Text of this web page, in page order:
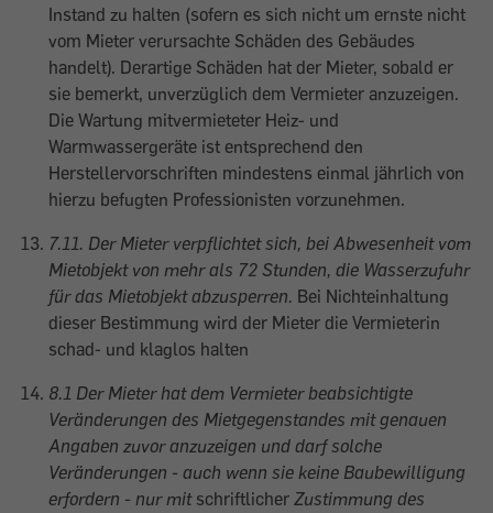
Instand zu halten (sofern es sich nicht um ernste nicht
vom Mieter verursachte Schäden des Gebäudes
handelt). Derartige Schäden hat der Mieter, sobald er
sie bemerkt, unverzüglich dem Vermieter anzuzeigen.
Die Wartung mitvermieteter Heiz- und
Warmwassergeräte ist entsprechend den
Herstellervorschriften mindestens einmal jährlich von
hierzu befugten Professionisten vorzunehmen.
7.11. Der Mieter verpflichtet sich, bei Abwesenheit vom
Mietobjekt von mehr als 72 Stunden, die Wasserzufuhr
für das Mietobjekt abzusperren. Bei Nichteinhaltung
dieser Bestimmung wird der Mieter die Vermieterin
schad- und klaglos halten
8.1 Der Mieter hat dem Vermieter beabsichtigte
Veränderungen des Mietgegenstandes mit genauen
Angaben zuvor anzuzeigen und darf solche
Veränderungen - auch wenn sie keine Baubewilligung
erfordern - nur mit schriftlicher Zustimmung des